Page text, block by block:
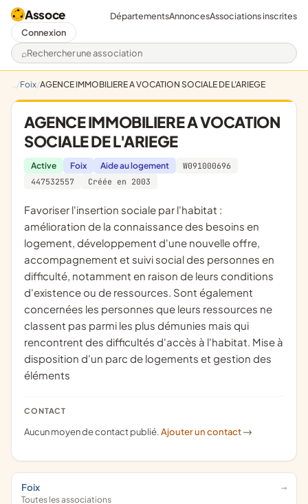
Assoce
Rechercher une association
DépartementsAnnoncesAssociations inscrites
Connexion
Foix AGENCE IMMOBILIERE A VOCATION SOCIALE DE L'ARIEGE
AGENCE IMMOBILIERE A VOCATION
SOCIALE DE L'ARIEGE
Active Foix Aide au logement
W091000696
447532557
Créée en 2003
favoriser l'insertion sociale par l'habitat :
amélioration de la connaissance des besoins en
logement, développement d'une nouvelle offre,
accompagnement et suivi social des personnes en
difficulté, notamment en raison de leurs conditions
d'existence ou de ressources. Sont également
concernées les personnes que leurs ressources ne
classent pas parmi les plus démunies mais qui
rencontrent des difficultés d'accès à l'habitat. Mise à
disposition d'un parc de logements et gestion des
éléments
CONTACT
Aucun moyen de contact publié.Ajouter un contact ->
Foix
Toutes les associations